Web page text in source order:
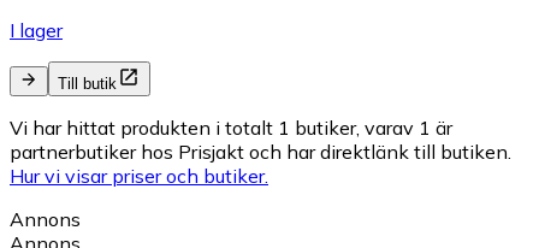
I lager
Till butik
Vi har hittat produkten i totalt 1 butiker, varav 1 är
partnerbutiker hos Prisjakt och har direktlänk till butiken.
Hur vi visar priser och butiker.
Annons
Annons